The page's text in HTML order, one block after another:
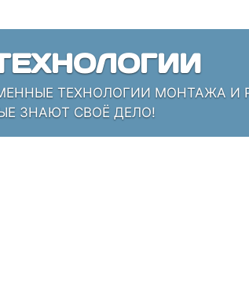
ТЕХНОЛОГИИ МОНТАЖА И
ЗНАЮТ СВОЁ ДЕЛО!